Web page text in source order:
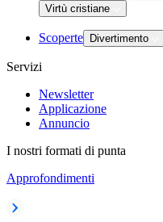
Virtù cristiane
Scoperte Divertimento
Servizi
Newsletter
Applicazione
Annuncio
I nostri formati di punta
Approfondimenti